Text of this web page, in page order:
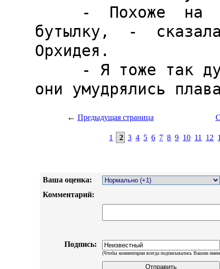
← Предыдущая страница
1 2 3 4 5 6 7 8 9 10 11 12
Ваша оценка:
Комментарий:
Подпись:
(Чтобы комментарии всегда подписывались Вашим